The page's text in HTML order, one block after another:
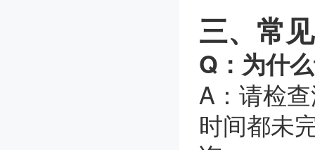
三、常
Q：为什
A：请检
时间都未